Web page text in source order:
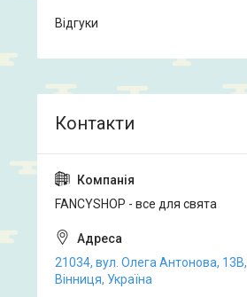
Відгуки
FANCYSHOP - все для свята
21034, вул. Олега Антонова, 13В,
Вінниця, Україна